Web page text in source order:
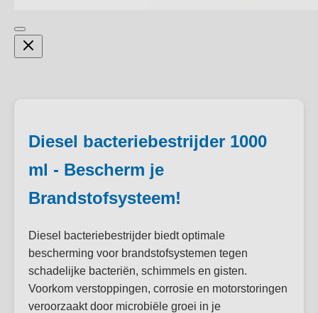
Diesel bacteriebestrijder 1000
ml - Bescherm je
Brandstofsysteem!
Diesel bacteriebestrijder biedt optimale
bescherming voor brandstofsystemen tegen
schadelijke bacteriën, schimmels en gisten.
Voorkom verstoppingen, corrosie en motorstoringen
veroorzaakt door microbiële groei in je